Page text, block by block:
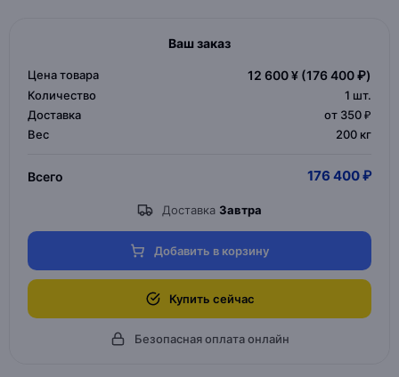
Ваш заказ
Цена товара 12 600 ¥ (176 400 ₽)
Количество 1 шт.
Доставка
от 350 ₽
Вес
200 кг
Всего 176 400 ₽
Доставка Завтра
Добавить в корзину
Купить сейчас
Безопасная оплата онлайн